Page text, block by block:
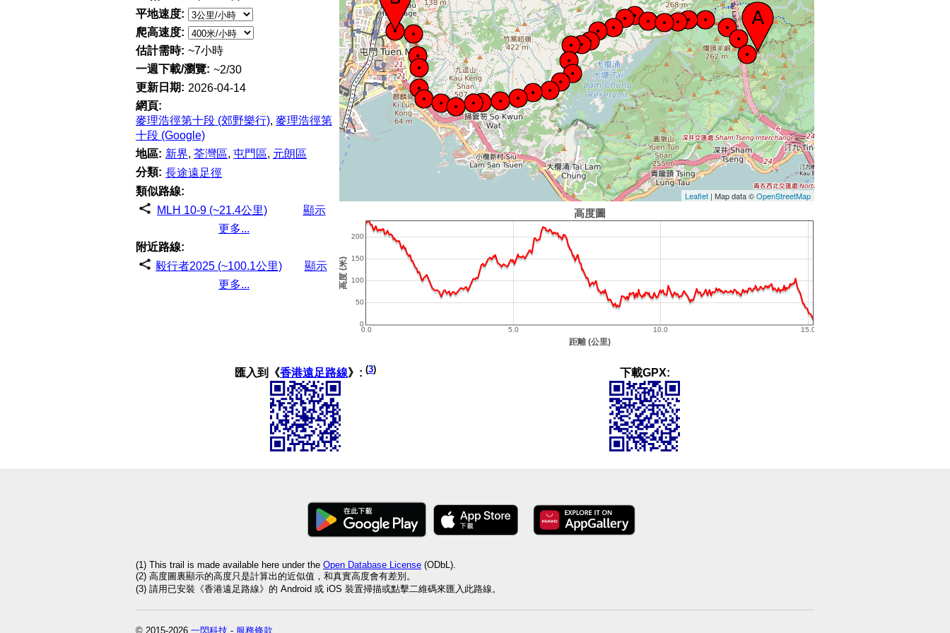
平地速度:
爬高速度:
估計需時: ~7小時
一週下載/瀏覽: ~2/30
更新日期: 2026-04-14
網頁:
麥理浩徑第十段 (郊野樂行), 麥理浩徑第
十段 (Google)
地區: 新界, 荃灣區, 屯門區, 元朗區
分類: 長途遠足徑
類似路線:
MLH 10-9 (~21.4公里)
顯示
更多...
附近路線:
毅行者2025 (~100.1公里)
顯示
更多...
Leaflet | Map data ©OpenStreetMap
匯入到《香港遠足路線》: (3) 下載GPX:
(1) This trail is made available here under the Open Database License (ODbL).
(2) 高度圖裏顯示的高度只是計算出的近似值，和真實高度會有差別。
(3) 請用已安裝《香港遠足路線》的 Android 或 iOS 裝置掃描或點擊二維碼來匯入此路線。
© 2015-2026 一閃科技 - 服務條款